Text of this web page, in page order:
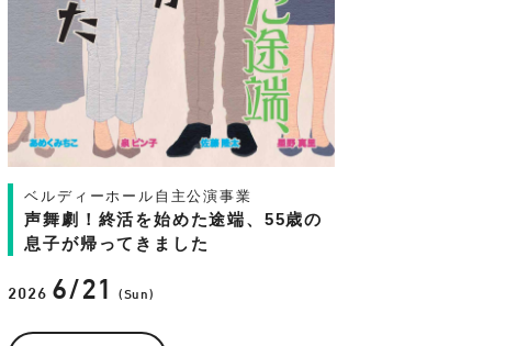
ベルディーホール自主公演事業
声舞劇！終活を始めた途端、55歳の
息子が帰ってきました
2026 6/21 (Sun)